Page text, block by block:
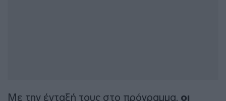
Με την ένταξή τους στο πρόγραμμα, οι